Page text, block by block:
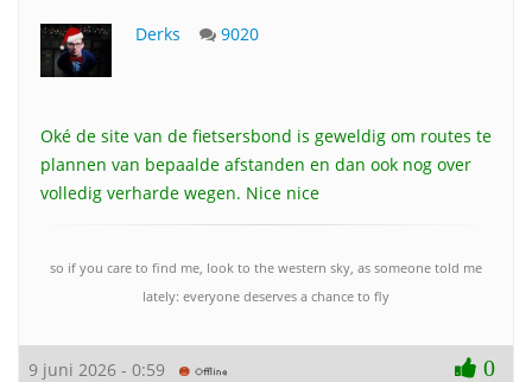
Derks 9020
Oké de site van de fietsersbond is geweldig om routes te
plannen van bepaalde afstanden en dan ook nog over
volledig verharde wegen. Nice nice
so if you care to find me, look to the western sky, as someone told me
lately: everyone deserves a chance to fly
9 juni 2026 - 0:59 0